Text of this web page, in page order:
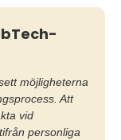
möjligheterna
Att
vid
personliga